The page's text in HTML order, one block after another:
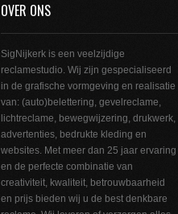
OVER ONS
SigNijkerk is een veelzijdige
reclamestudio. Wij zijn gespecialiseerd
in de grafische vormgeving en realisatie
van: (auto)belettering, gevelreclame,
lichtreclame, bewegwijzering, drukwerk,
advertenties, bedrukte kleding en
websites. Met meer dan 25 jaar ervaring
en de perfecte combinatie van
creativiteit, kwaliteit, betrouwbaarheid
en prijs bieden wij u de best denkbare